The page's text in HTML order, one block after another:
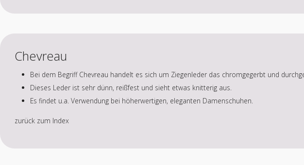
Chevreau
Bei dem Begriff Chevreau handelt es sich um Ziegenleder das chromgegerbt und
Dieses Leder ist sehr dünn, reißfest und sieht etwas knitterig aus.
Es findet u.a. Verwendung bei höherwertigen, eleganten Damenschuhen.
zurück zum Index